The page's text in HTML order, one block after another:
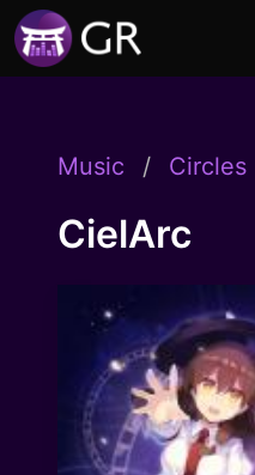
Music Circles
CielArc